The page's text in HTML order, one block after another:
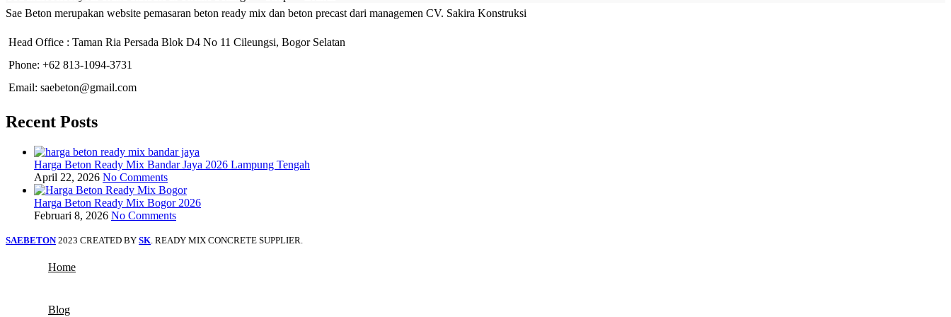
Sae Beton merupakan website pemasaran beton ready mix dan beton precast dari managemen CV. Sakira Konstruksi
Head Office : Taman Ria Persada Blok D4 No 11 Cileungsi, Bogor Selatan
Phone: +62 813-1094-3731
Email: saebeton@gmail.com
Recent Posts
Harga Beton Ready Mix Bandar Jaya 2026 Lampung Tengah
April 22, 2026 No Comments
Harga Beton Ready Mix Bogor 2026
Februari 8, 2026 No Comments
SAEBETON 2023 CREATED BY SK. READY MIX CONCRETE SUPPLIER.
Home
Blog